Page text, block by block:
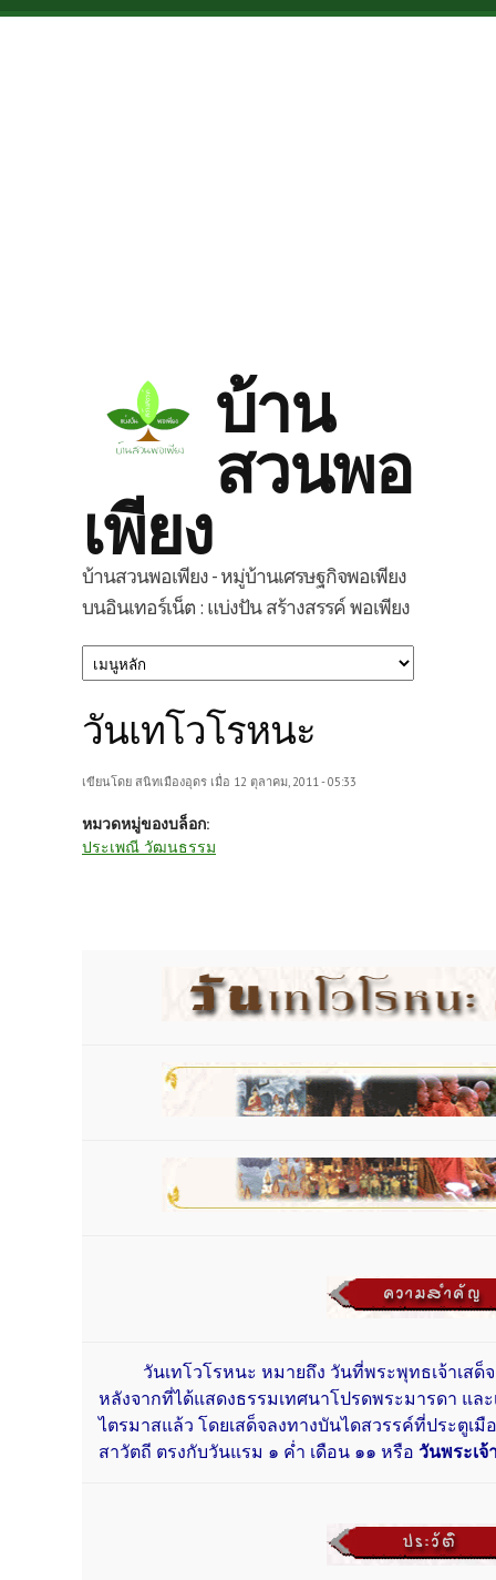
Skip to main content
บ้าน
สวนพอ
เพียง
บ้านสวนพอเพียง - หมู่บ้านเศรษฐกิจพอเพียง
บนอินเทอร์เน็ต : แบ่งปัน สร้างสรรค์ พอเพียง
วันเทโวโรหนะ
เขียนโดย สนิทเมืองอุดร เมื่อ 12 ตุลาคม, 2011 - 05:33
หมวดหมู่ของบล็อก:
ประเพณี วัฒนธรรม
วันเทโวโรหนะ หมายถึง วันที่พระพุทธเจ้าเสด็จ
หลังจากที่ได้แสดงธรรมเทศนาโปรดพระมารดา แ
ไตรมาสแล้ว โดยเสด็จลงทางบันไดสวรรค์ที่ประตูเ
สาวัตถี ตรงกับวันแรม ๑ ค่ำ เดือน ๑๑ หรือ วันพระเจ้